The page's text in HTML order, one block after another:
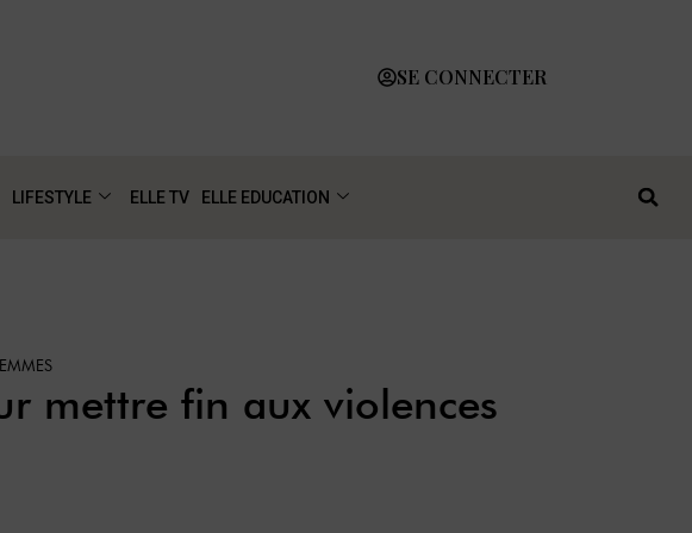
SE CONNECTER
LIFESTYLE ELLE TV ELLE EDUCATION
mettre fin aux violences